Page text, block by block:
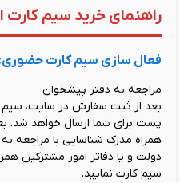
راهنمای خرید سیم کارت
فعال سازی سیم کارت
مراجعه به دفتر پیشخوان
بعد از ثبت سفارش در سایت،
پست برای شما ارسال خواهد شد.
همراه مدرک شناسایی با مراجعه
دولت و یا دفاتر امور مشترکین
سیم کارت نمایید.